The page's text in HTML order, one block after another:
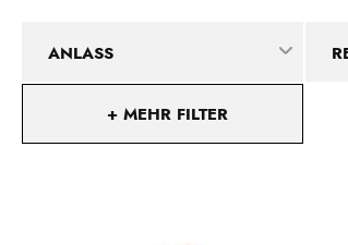
ANLASS
+ MEHR FILTER